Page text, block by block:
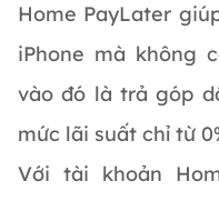
Home PayLater
iPhone mà không
vào đó là trả góp
mức lãi suất chỉ từ
Với tài khoản